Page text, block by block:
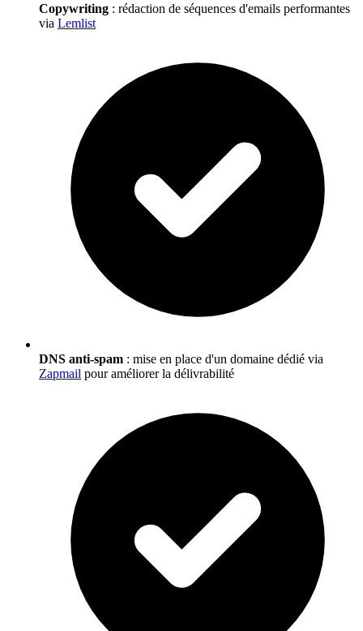
Copywriting : rédaction de séquences d'emails performantes
via Lemlist
DNS anti-spam : mise en place d'un domaine dédié via
Zapmail pour améliorer la délivrabilité